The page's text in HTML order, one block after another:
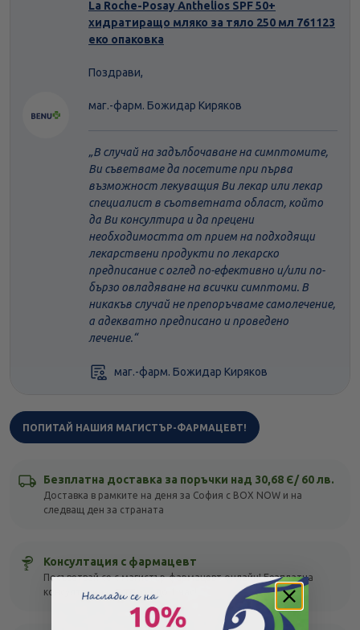
La Roche-Posay Anthelios SPF 50+
хидратиращо мляко за тяло 250 мл 761123
еко опаковка
Поздрави,
маг.-фарм. Божидар Киряков
В случай на задълбочаване на симптомите,
Ви съветваме да посетите при първа
възможност лекуващия Ви лекар или лекар
специалист в съответната област, който
да Ви консултира и да прецени
необходимостта от прием на подходящи
лекарствени продукти по лекарско
предписание с оглед по-ефективно и/или по-
бързо овладяване на всички симптоми. В
никакъв случай не препоръчваме самолечение,
а адекватно предписано и проведено
лечение.
маг.-фарм. Божидар Киряков
ПОПИТАЙ НАШИЯ МАГИСТЪР-ФАРМАЦЕВТ!
Безплатна доставка за поръчки над 30,68 Є/ 60 лв.
Доставка в рамките на деня за София с BOX NOW и на
следващ ден за страната
Консултация с фармацевт
Посъветвай се с магистър-фармацевт онлайн! Безплатна
консултация с отговор до 1 час!